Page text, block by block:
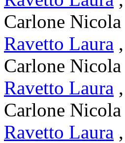
Carlone Nicola
Ravetto Laura ,
Carlone Nicola
Ravetto Laura ,
Carlone Nicola
Ravetto Laura ,